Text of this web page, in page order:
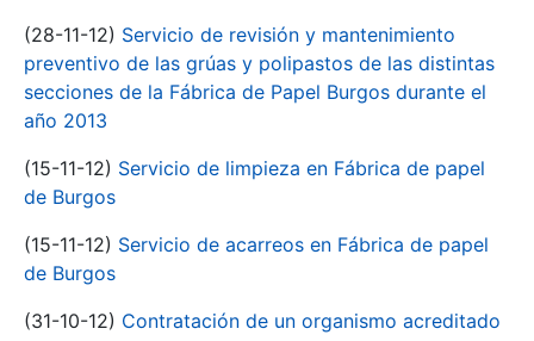
(28-11-12) Servicio de revisión y mantenimiento
preventivo de las grúas y polipastos de las distintas
secciones de la Fábrica de Papel Burgos durante el
año 2013
(15-11-12) Servicio de limpieza en Fábrica de papel
de Burgos
(15-11-12) Servicio de acarreos en Fábrica de papel
de Burgos
(31-10-12) Contratación de un organismo acreditado